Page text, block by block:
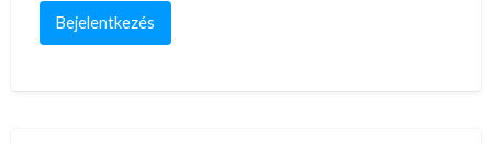
Bejelentkezés